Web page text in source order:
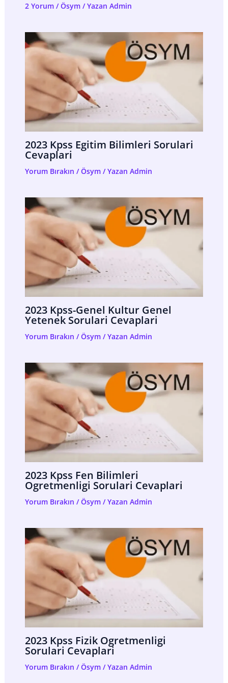
2 Yorum /Ösym/ Yazan Admin
2023 Kpss Egitim Bilimleri Sorulari
Cevaplari
Yorum Bırakın /Ösym/ Yazan Admin
2023 Kpss-Genel Kultur Genel
Yetenek Sorulari Cevaplari
Yorum Bırakın /Ösym/ Yazan Admin
2023 Kpss Fen Bilimleri
Ogretmenligi Sorulari Cevaplari
Yorum Bırakın /Ösym/ Yazan Admin
2023 Kpss Fizik Ogretmenligi
Sorulari Cevaplari
Yorum Bırakın /Ösym/ Yazan Admin